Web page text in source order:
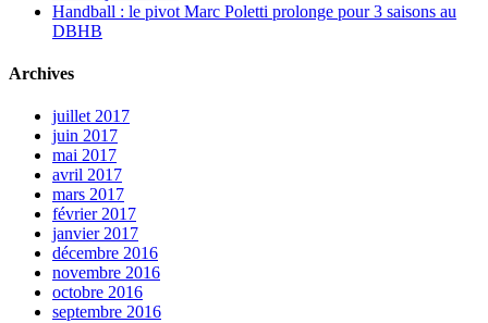
Handball : le pivot Marc Poletti prolonge pour 3 saisons au
DBHB
Archives
juillet 2017
juin 2017
mai 2017
avril 2017
mars 2017
février 2017
janvier 2017
décembre 2016
novembre 2016
octobre 2016
septembre 2016